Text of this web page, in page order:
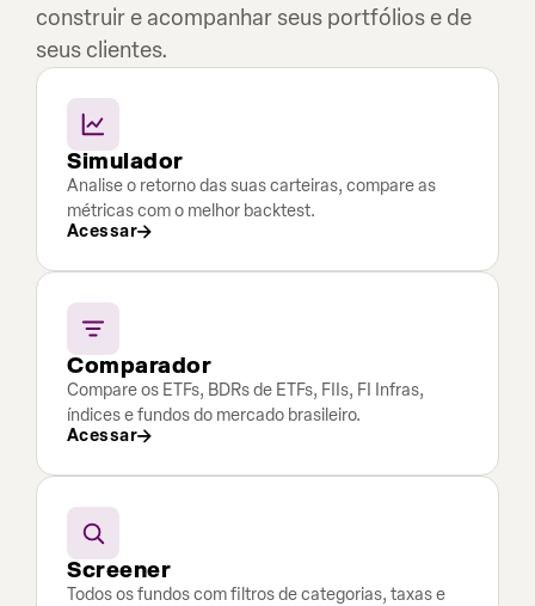
construir e acompanhar seus portfólios e de
seus clientes.
Simulador
Analise o retorno das suas carteiras, compare as
métricas com o melhor backtest.
Acessar
Comparador
Compare os ETFs, BDRs de ETFs, FIIs, FI Infras,
índices e fundos do mercado brasileiro.
Acessar
Screener
Todos os fundos com filtros de categorias, taxas e